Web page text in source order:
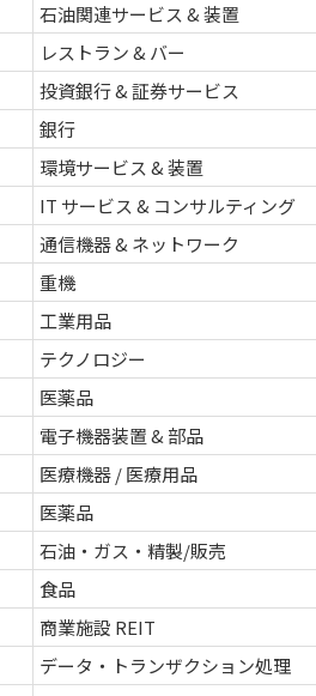
石油関連サービス & 装置
レストラン & バー
投資銀行 & 証券サービス
銀行
環境サービス & 装置
IT サービス & コンサルティング
通信機器 & ネットワーク
重機
工業用品
テクノロジー
医薬品
電子機器装置 & 部品
医療機器 / 医療用品
医薬品
石油・ガス・精製/販売
食品
商業施設 REIT
データ・トランザクション処理